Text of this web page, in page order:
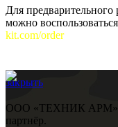
Для
можно
kit.com/order
закрыть
ООО «ТЕХНИК АРМ» -
партнёр.